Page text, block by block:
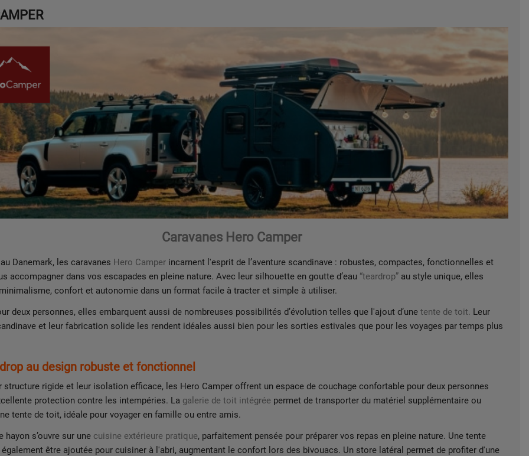
Caravanes Hero Camper
Danemark, les caravanes Hero Camper incarnent l'esprit de l’aventure scandinave : robustes, compactes, fonctionnelles et
accompagner dans vos escapades en pleine nature. Avec leur silhouette en goutte d’eau “teardrop” au style unique, elles
confort et autonomie dans un format facile à tracter et simple à utiliser.
deux personnes, elles embarquent aussi de nombreuses possibilités d’évolution telles que l'ajout d’une tente de toit. Leur
et leur fabrication solide les rendent idéales aussi bien pour les sorties estivales que pour les voyages par temps plus
au design robuste et fonctionnel
structure rigide et leur isolation efficace, les Hero Camper offrent un espace de couchage confortable pour deux personnes
protection contre les intempéries. La galerie de toit intégrée permet de transporter du matériel supplémentaire ou
tente de toit, idéale pour voyager en famille ou entre amis.
hayon s’ouvre sur une cuisine extérieure pratique, parfaitement pensée pour préparer vos repas en pleine nature. Une tente
être ajoutée pour cuisiner à l'abri, augmentant le confort lors des bivouacs. Un store latéral permet de profiter d'une